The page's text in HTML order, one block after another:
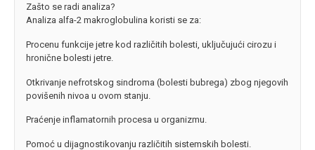
Zašto se radi analiza?
Analiza alfa-2 makroglobulina koristi se za:
Procenu funkcije jetre kod različitih bolesti, uključujući cirozu i
hronične bolesti jetre.
Otkrivanje nefrotskog sindroma (bolesti bubrega) zbog njegovih
povišenih nivoa u ovom stanju.
Praćenje inflamatornih procesa u organizmu.
Pomoć u dijagnostikovanju različitih sistemskih bolesti.